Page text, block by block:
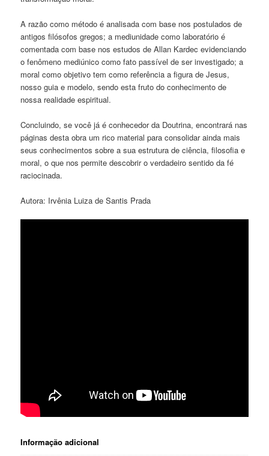
A razão como método é analisada com base nos postulados de
antigos filósofos gregos; a mediunidade como laboratório é
comentada com base nos estudos de Allan Kardec evidenciando
o fenômeno mediúnico como fato passível de ser investigado; a
moral como objetivo tem como referência a figura de Jesus,
nosso guia e modelo, sendo esta fruto do conhecimento de
nossa realidade espiritual.
Concluindo, se você já é conhecedor da Doutrina, encontrará nas
páginas desta obra um rico material para consolidar ainda mais
seus conhecimentos sobre a sua estrutura de ciência, filosofia e
moral, o que nos permite descobrir o verdadeiro sentido da fé
raciocinada.
Autora: Irvênia Luiza de Santis Prada
Informação adicional